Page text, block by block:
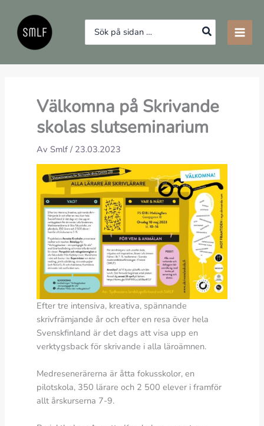
innehåll
Search
for:
Välkomna på Skrivande
skolas slutseminarium
AvSmlf/ 23.03.2023
Efter tre intensiva, kreativa, spännande
skrivfrämjande år och efter en resa över hela
Svenskfinland är det dags att visa upp en
verktygsback för skrivande i alla läroämnen.
Medresenerärerna är åtta fokusskolor, en
pilotskola, 350 lärare och 2 500 elever i framför
allt årskurserna 7-9.